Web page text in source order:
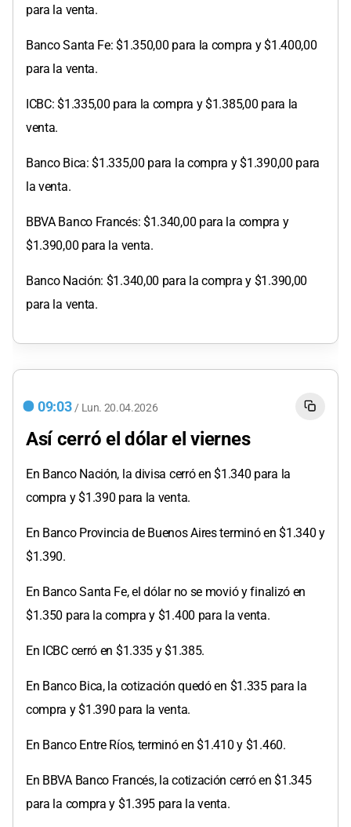
para la venta.
Banco Santa Fe: $1.350,00 para la compra y $1.400,00
para la venta.
ICBC: $1.335,00 para la compra y $1.385,00 para la
venta.
Banco Bica: $1.335,00 para la compra y $1.390,00 para
la venta.
BBVA Banco Francés: $1.340,00 para la compra y
$1.390,00 para la venta.
Banco Nación: $1.340,00 para la compra y $1.390,00
para la venta.
09:03 / Lun. 20.04.2026
Así cerró el dólar el viernes
En Banco Nación, la divisa cerró en $1.340 para la
compra y $1.390 para la venta.
En Banco Provincia de Buenos Aires terminó en $1.340 y
$1.390.
En Banco Santa Fe, el dólar no se movió y finalizó en
$1.350 para la compra y $1.400 para la venta.
En ICBC cerró en $1.335 y $1.385.
En Banco Bica, la cotización quedó en $1.335 para la
compra y $1.390 para la venta.
En Banco Entre Ríos, terminó en $1.410 y $1.460.
En BBVA Banco Francés, la cotización cerró en $1.345
para la compra y $1.395 para la venta.